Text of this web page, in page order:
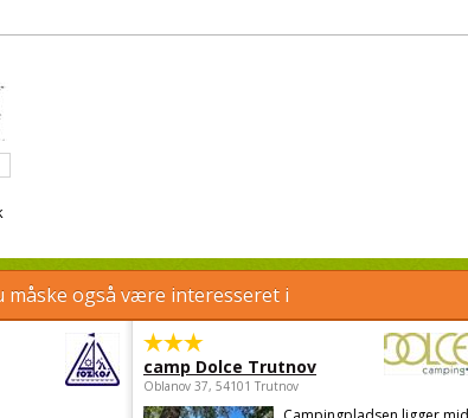
måske også være interesseret i
camp Dolce Trutnov
Oblanov 37, 54101 Trutnov